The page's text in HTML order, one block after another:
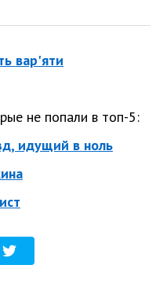
вар'яти
не попали в топ-5:
идущий в ноль